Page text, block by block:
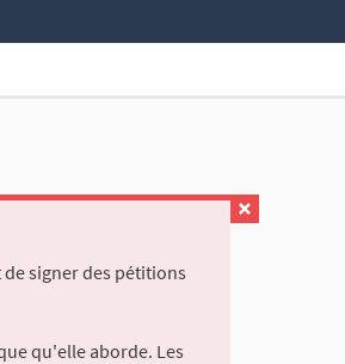
signer des pétitions
qu'elle aborde. Les